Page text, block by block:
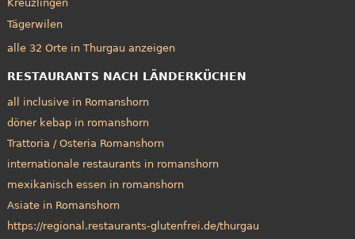
Kreuzlingen
Tägerwilen
alle 32 Orte in Thurgau anzeigen
RESTAURANTS NACH LÄNDERKÜCHEN
all inclusive in Romanshorn
döner kebap in romanshorn
Trattoria / Osteria Romanshorn
internationale restaurants in romanshorn
mexikanisch essen in romanshorn
Asiate in Romanshorn
https://regional.restaurants-glutenfrei.de/thurgau